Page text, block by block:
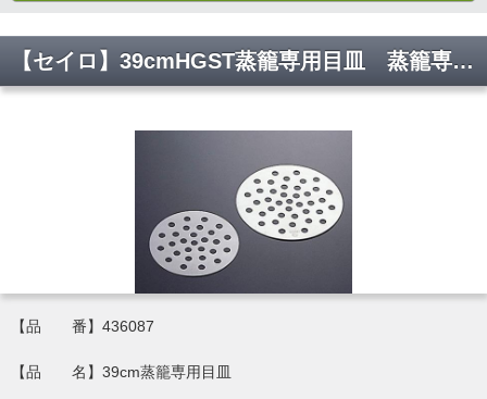
【セイロ】39cmHGST蒸籠専用目皿 蒸籠専用 皿 436087 φ345(mm)【代引き不可】
【品 番】436087
【品 名】39cm蒸籠専用目皿